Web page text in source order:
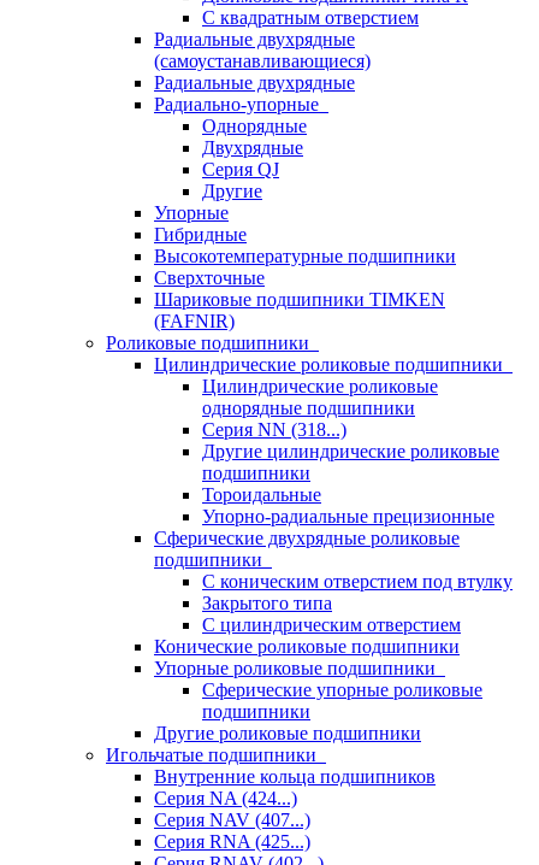
С квадратным отверстием
Радиальные двухрядные
(самоустанавливающиеся)
Радиальные двухрядные
Радиально-упорные
Однорядные
Двухрядные
Серия QJ
Другие
Упорные
Гибридные
Высокотемпературные подшипники
Сверхточные
Шариковые подшипники TIMKEN
(FAFNIR)
Роликовые подшипники
Цилиндрические роликовые подшипники
Цилиндрические роликовые
однорядные подшипники
Серия NN (318...)
Другие цилиндрические роликовые
подшипники
Тороидальные
Упорно-радиальные прецизионные
Сферические двухрядные роликовые
подшипники
С коническим отверстием под втулку
Закрытого типа
С цилиндрическим отверстием
Конические роликовые подшипники
Упорные роликовые подшипники
Сферические упорные роликовые
подшипники
Другие роликовые подшипники
Игольчатые подшипники
Внутренние кольца подшипников
Серия NA (424...)
Серия NAV (407...)
Серия RNA (425...)